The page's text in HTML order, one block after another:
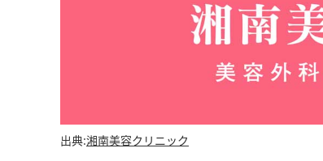
出典:湘南美容クリニック